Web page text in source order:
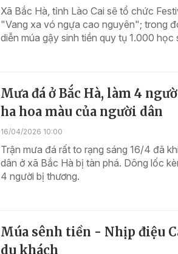
Xã Bắc Hà, tỉnh Lào Cai sẽ tổ chức
"Vang xa vó ngựa cao nguyên"; trong
diễn múa gậy sinh tiền quy tụ 1.000 học
Mưa đá ở Bắc Hà, làm 4
ha hoa màu của người dân
16/04/2026 10:00
Trận mưa đá rất to rạng sáng 16/4 đã
dân ở xã Bắc Hà bị tàn phá. Dông lốc
4 người bị thương.
Múa sênh tiền - Nhịp điệu
du khách